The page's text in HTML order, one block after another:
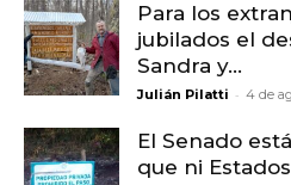
Para los
jubilados el
Sandra y...
Julián Pilatti - 4 de
El Senado
que ni